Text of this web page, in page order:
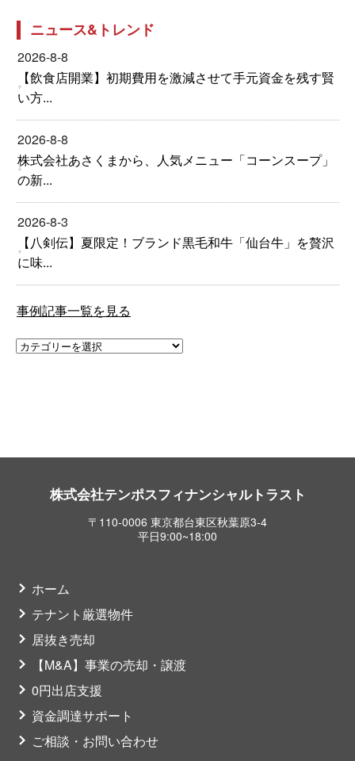
ニュース&トレンド
2026-8-8
【飲食店開業】初期費用を激減させて手元資金を残す賢
い方...
2026-8-8
株式会社あさくまから、人気メニュー「コーンスープ」
の新...
2026-8-3
【八剣伝】夏限定！ブランド黒毛和牛「仙台牛」を贅沢
に味...
事例記事一覧を見る
株式会社テンポスフィナンシャルトラスト
〒110-0006 東京都台東区秋葉原3-4
平日9:00~18:00
ホーム
テナント厳選物件
居抜き売却
【M&A】事業の売却・譲渡
0円出店支援
資金調達サポート
ご相談・お問い合わせ